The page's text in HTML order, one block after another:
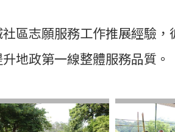
區志願服務工作推展經驗
地政第一線整體服務品質。